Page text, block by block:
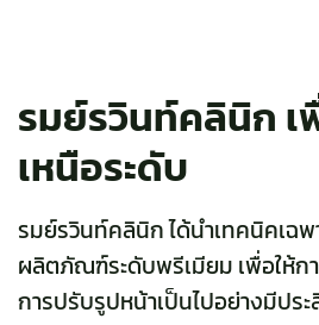
รมย์รวินท์คลินิก
เหนือระดับ
รมย์รวินท์คลินิก ได้นำเทคนิคเฉ
ผลิตภัณฑ์ระดับพรีเมียม เพื่อให้
การปรับรูปหน้าเป็นไปอย่างมีปร